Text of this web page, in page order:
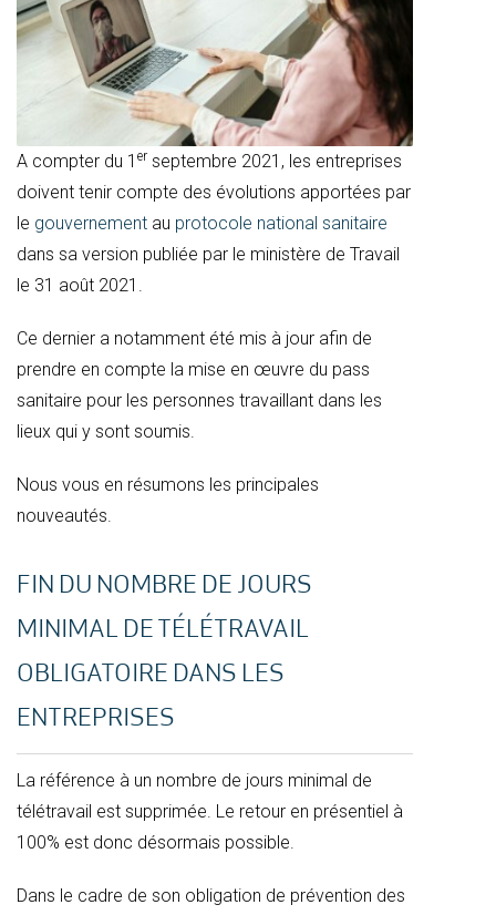
A compter du 1 er septembre 2021, les entreprises
doivent tenir compte des évolutions apportées par
le gouvernement au protocole national sanitaire
dans sa version publiée par le ministère de Travail
le 31 août 2021.
Ce dernier a notamment été mis à jour afin de
prendre en compte la mise en œuvre du pass
sanitaire pour les personnes travaillant dans les
lieux qui y sont soumis.
Nous vous en résumons les principales
nouveautés.
FIN DU NOMBRE DE JOURS
MINIMAL DE TÉLÉTRAVAIL
OBLIGATOIRE DANS LES
ENTREPRISES
La référence à un nombre de jours minimal de
télétravail est supprimée. Le retour en présentiel à
100% est donc désormais possible.
Dans le cadre de son obligation de prévention des